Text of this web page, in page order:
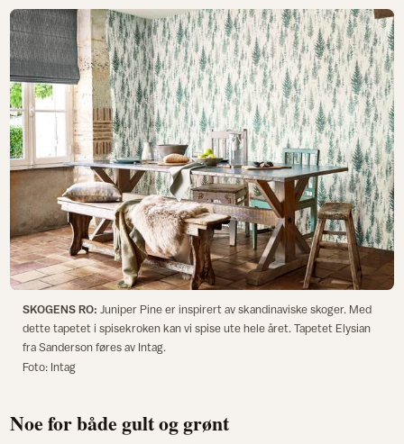
SKOGENS RO: Juniper Pine er inspirert av skandinaviske skoger. Med
dette tapetet i spisekroken kan vi spise ute hele året. Tapetet Elysian
fra Sanderson føres av Intag.
Foto: Intag
Noe for både gult og grønt